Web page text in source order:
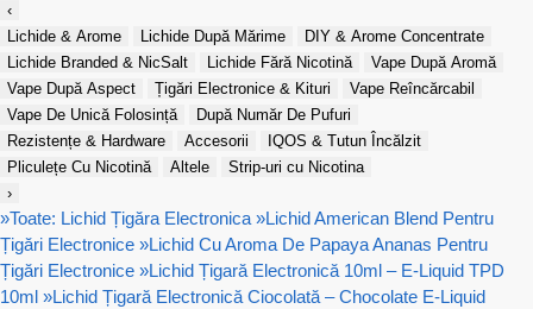
‹
Lichide & Arome
Lichide După Mărime
DIY & Arome Concentrate
Lichide Branded & NicSalt
Lichide Fără Nicotină
Vape După Aromă
Vape După Aspect
Țigări Electronice & Kituri
Vape Reîncărcabil
Vape De Unică Folosință
După Număr De Pufuri
Rezistențe & Hardware
Accesorii
IQOS & Tutun Încălzit
Pliculețe Cu Nicotină
Altele
Strip-uri cu Nicotina
›
»Toate: Lichid Țigăra Electronica »Lichid American Blend Pentru
Țigări Electronice »Lichid Cu Aroma De Papaya Ananas Pentru
Țigări Electronice »Lichid Țigară Electronică 10ml – E-Liquid TPD
10ml »Lichid Țigară Electronică Ciocolată – Chocolate E-Liquid